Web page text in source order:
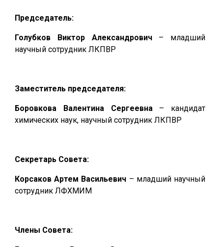
Председатель:
Голубков Виктор Александрович– младший
научный сотрудник ЛКПВР
Заместитель председателя:
Боровкова Валентина Сергеевна – кандидат
химических наук, научный сотрудник ЛКПВР
Секретарь Совета:
Корсаков Артем Васильевич – младший научный
сотрудник ЛФХМИМ
Члены Совета: